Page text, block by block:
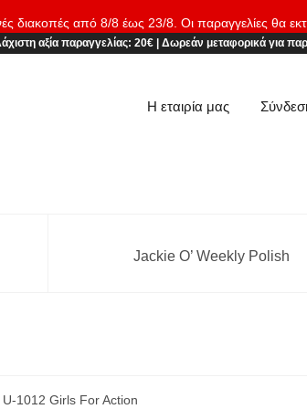
διακοπές από 8/8 έως 23/8. Οι παραγγελίες θα
αξία παραγγελίας: 20€| Δωρεάν μεταφορικάγια
Η εταιρία μας
Jackie O’ Weekly Polish
U-1012 Girls For Action